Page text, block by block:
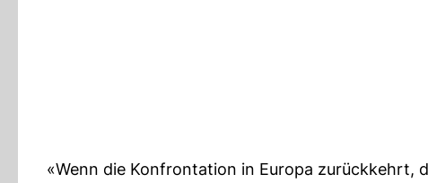
«Wenn die Konfrontation in Europa zurückkehrt,